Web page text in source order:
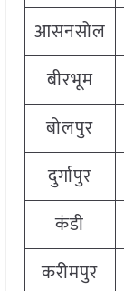
आसनसोल
बीरभूम
बोलपुर
दुर्गापुर
कंडी
करीमपुर